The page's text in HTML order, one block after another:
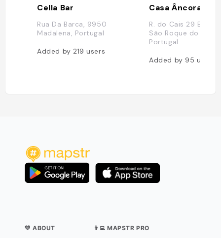
Cella Bar
Rua Da Barca, 9950
Madalena, Portugal
Added by 219users
Casa Âncora
R. do Cais 29 B,
São Roque do Pico,
Portugal
Added by 95 users
💛 ABOUT 👨‍💻 MAPSTR PRO